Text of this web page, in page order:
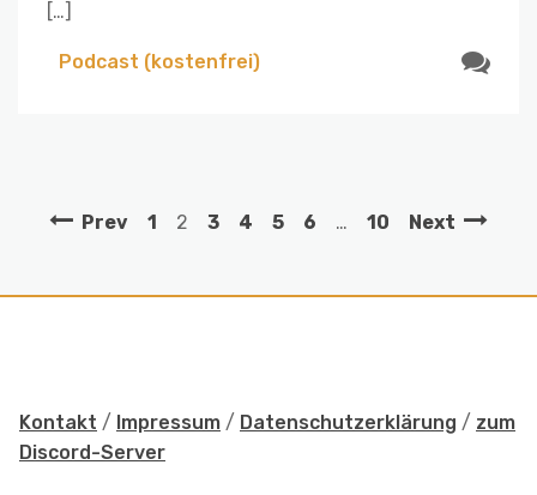
[…]
Podcast (kostenfrei)
Prev 1 2 3 4 5 6 … 10 Next
Kontakt / Impressum / Datenschutzerklärung / zum
Discord-Server